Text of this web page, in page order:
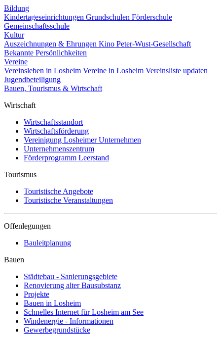
Bildung
Kindertageseinrichtungen Grundschulen Förderschule
Gemeinschaftsschule
Kultur
Auszeichnungen & Ehrungen Kino Peter-Wust-Gesellschaft
Bekannte Persönlichkeiten
Vereine
Vereinsleben in Losheim Vereine in Losheim Vereinsliste updaten
Jugendbeteiligung
Bauen, Tourismus & Wirtschaft
Wirtschaft
Wirtschaftsstandort
Wirtschaftsförderung
Vereinigung Losheimer Unternehmen
Unternehmenszentrum
Förderprogramm Leerstand
Tourismus
Touristische Angebote
Touristische Veranstaltungen
Offenlegungen
Bauleitplanung
Bauen
Städtebau - Sanierungsgebiete
Renovierung alter Bausubstanz
Projekte
Bauen in Losheim
Schnelles Internet für Losheim am See
Windenergie - Informationen
Gewerbegrundstücke